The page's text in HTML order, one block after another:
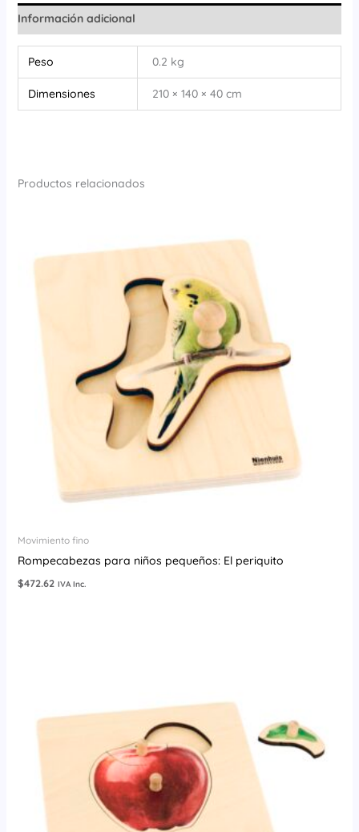
Información adicional
Peso 0.2 kg
Dimensiones 210 × 140 × 40 cm
Productos relacionados
Movimiento fino
Rompecabezas para niños pequeños: El periquito
$472.62 IVA Inc.